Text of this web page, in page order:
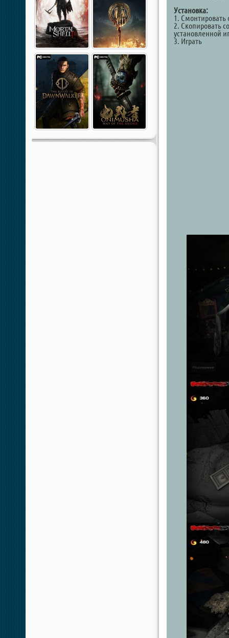
Установка:
1. Смонтировать
2. Скопировать
установленной
3. Играть